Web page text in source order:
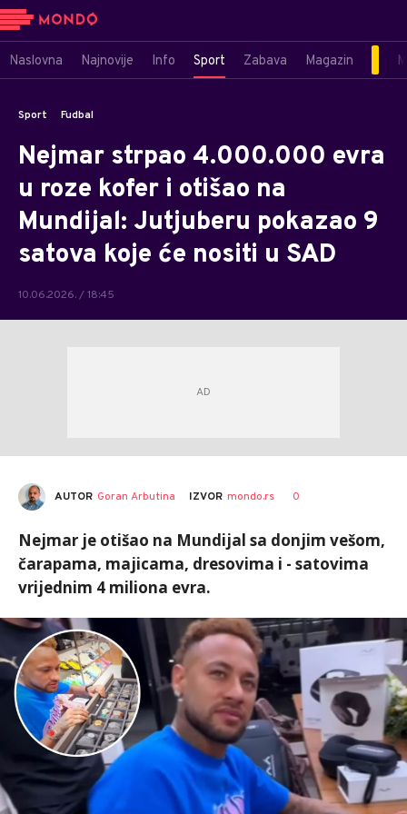
Naslovna Najnovije Info Sport Zabava Magazin
Sport Fudbal
Nejmar strpao 4.000.000 evra
u roze kofer i otišao na
Mundijal: Jutjuberu pokazao 9
satova koje će nositi u SAD
10.06.2026. / 18:45
AUTOR Goran Arbutina IZVOR mondo.rs 0
Nejmar je otišao na Mundijal sa donjim vešom,
čarapama, majicama, dresovima i - satovima
vrijednim 4 miliona evra.